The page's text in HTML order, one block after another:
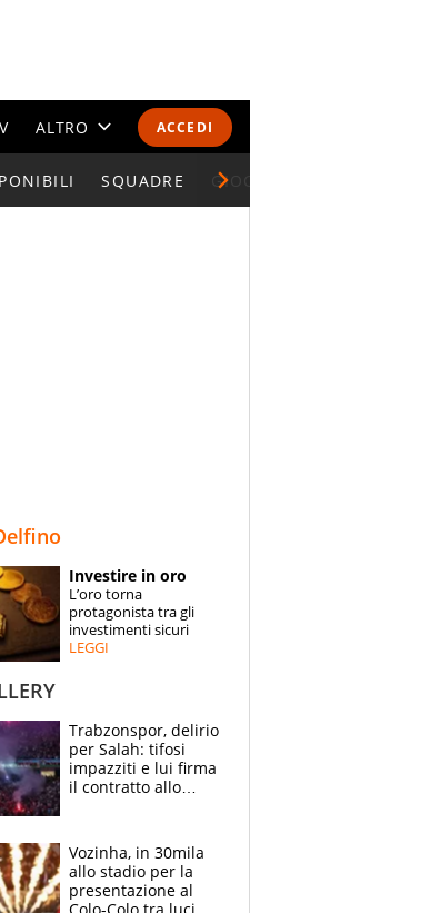
ACCEDI
ALTRO
CALENDARI E CLASSIFICHE
ESPERTI
CONTATTI
SQUADRE GIOCATORI SERIE A
Investire in oro
L’oro torna
protagonista tra gli
investimenti sicuri
LEGGI
Trabzonspor, delirio
per Salah: tifosi
impazziti e lui firma
il contratto allo
Vozinha, in 30mila
allo stadio per la
presentazione al